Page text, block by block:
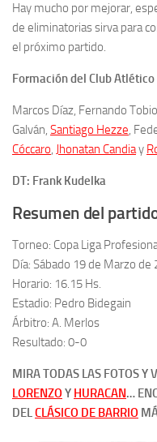
Hay mucho por mejorar,
de eliminatorias sirva para
el próximo partido.
Formación del Club Atlético
Marcos Díaz, Fernando
Galván, Santiago Hezze,
Cóccaro, Jhonatan Candiay
DT: Frank Kudelka
Resumen del
Torneo: Copa Liga
Día: Sábado 19 de Marzo de
Horario: 16.15 Hs.
Estadio: Pedro Bidegain
Árbitro: A. Merlos
Resultado: 0-0
MIRA TODAS LAS FOTOS Y
LORENZO Y HURACAN…
DELCLÁSICO DE BARRIO